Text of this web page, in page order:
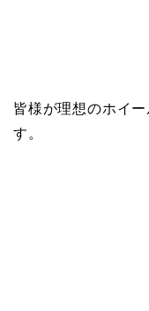
皆様が理想のホイ
す。